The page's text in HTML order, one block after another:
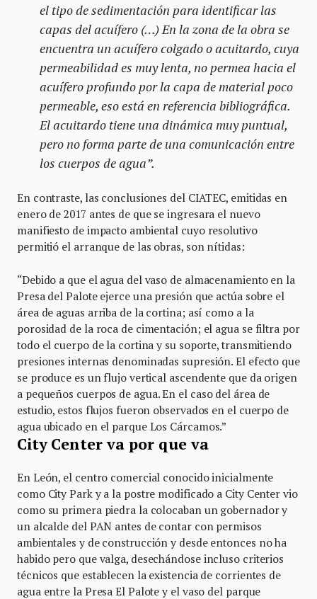
el tipo de sedimentación para identificar las
capas del acuífero (…) En la zona de la obra se
encuentra un acuífero colgado o acuitardo, cuya
permeabilidad es muy lenta, no permea hacia el
acuífero profundo por la capa de material poco
permeable, eso está en referencia bibliográfica.
El acuitardo tiene una dinámica muy puntual,
pero no forma parte de una comunicación entre
los cuerpos de agua”.
En contraste, las conclusiones del CIATEC, emitidas en
enero de 2017 antes de que se ingresara el nuevo
manifiesto de impacto ambiental cuyo resolutivo
permitió el arranque de las obras, son nítidas:
“Debido a que el agua del vaso de almacenamiento en la
Presa del Palote ejerce una presión que actúa sobre el
área de aguas arriba de la cortina; así como a la
porosidad de la roca de cimentación; el agua se filtra por
todo el cuerpo de la cortina y su soporte, transmitiendo
presiones internas denominadas supresión. El efecto que
se produce es un flujo vertical ascendente que da origen
a pequeños cuerpos de agua. En el caso del área de
estudio, estos flujos fueron observados en el cuerpo de
agua ubicado en el parque Los Cárcamos.”
City Center va por que va
En León, el centro comercial conocido inicialmente
como City Park y a la postre modificado a City Center vio
como su primera piedra la colocaban un gobernador y
un alcalde del PAN antes de contar con permisos
ambientales y de construcción y desde entonces no ha
habido pero que valga, desechándose incluso criterios
técnicos que establecen la existencia de corrientes de
agua entre la Presa El Palote y el vaso del parque